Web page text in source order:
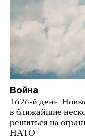
Война
1626-й день.
в ближайшие
решиться на
НАТО